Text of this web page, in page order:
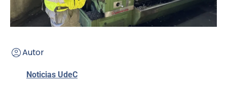
Autor
Noticias UdeC